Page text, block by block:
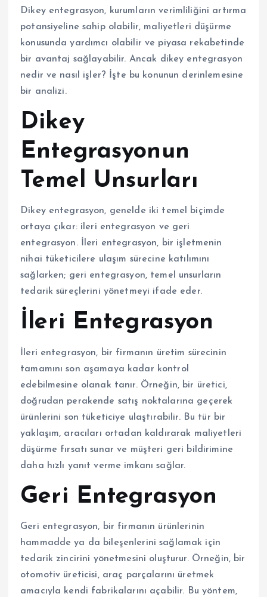
Dikey entegrasyon, kurumların verimliliğini artırma
potansiyeline sahip olabilir, maliyetleri düşürme
konusunda yardımcı olabilir ve piyasa rekabetinde
bir avantaj sağlayabilir. Ancak dikey entegrasyon
nedir ve nasıl işler? İşte bu konunun derinlemesine
bir analizi.
Dikey
Entegrasyonun
Temel Unsurları
Dikey entegrasyon, genelde iki temel biçimde
ortaya çıkar: ileri entegrasyon ve geri
entegrasyon. İleri entegrasyon, bir işletmenin
nihai tüketicilere ulaşım sürecine katılımını
sağlarken; geri entegrasyon, temel unsurların
tedarik süreçlerini yönetmeyi ifade eder.
İleri Entegrasyon
İleri entegrasyon, bir firmanın üretim sürecinin
tamamını son aşamaya kadar kontrol
edebilmesine olanak tanır. Örneğin, bir üretici,
doğrudan perakende satış noktalarına geçerek
ürünlerini son tüketiciye ulaştırabilir. Bu tür bir
yaklaşım, aracıları ortadan kaldırarak maliyetleri
düşürme fırsatı sunar ve müşteri geri bildirimine
daha hızlı yanıt verme imkanı sağlar.
Geri Entegrasyon
Geri entegrasyon, bir firmanın ürünlerinin
hammadde ya da bileşenlerini sağlamak için
tedarik zincirini yönetmesini oluşturur. Örneğin, bir
otomotiv üreticisi, araç parçalarını üretmek
amacıyla kendi fabrikalarını açabilir. Bu yöntem,